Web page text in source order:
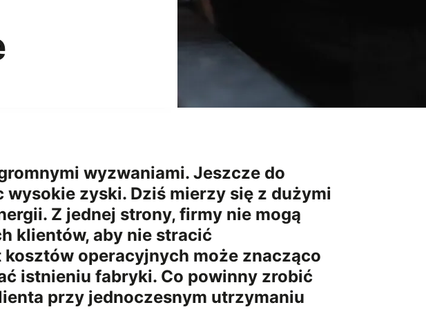
wyzwaniami. Jeszcze do
wysokie zyski. Dziś mierzy się z dużymi
Z jednej strony, firmy nie mogą
klientów, aby nie stracić
operacyjnych może znacząco
istnieniu fabryki. Co powinny zrobić
przy jednoczesnym utrzymaniu